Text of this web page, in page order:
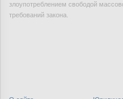
злоупотреблением свободой
требований закона.